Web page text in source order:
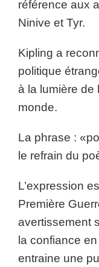
référence aux
Ninive et Tyr.
Kipling a
politique
à la lumière de
monde.
La phrase :
le refrain du
L’expression
Première
avertissement
la confiance
entraine une